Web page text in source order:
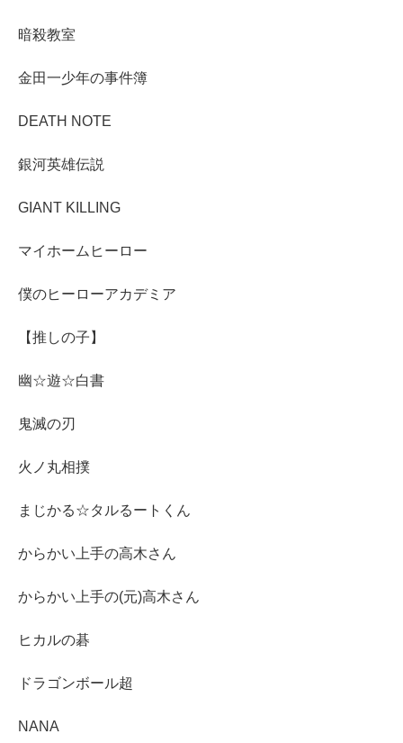
暗殺教室
金田一少年の事件簿
DEATH NOTE
銀河英雄伝説
GIANT KILLING
マイホームヒーロー
僕のヒーローアカデミア
【推しの子】
幽☆遊☆白書
鬼滅の刃
火ノ丸相撲
まじかる☆タルるートくん
からかい上手の高木さん
からかい上手の(元)高木さん
ヒカルの碁
ドラゴンボール超
NANA